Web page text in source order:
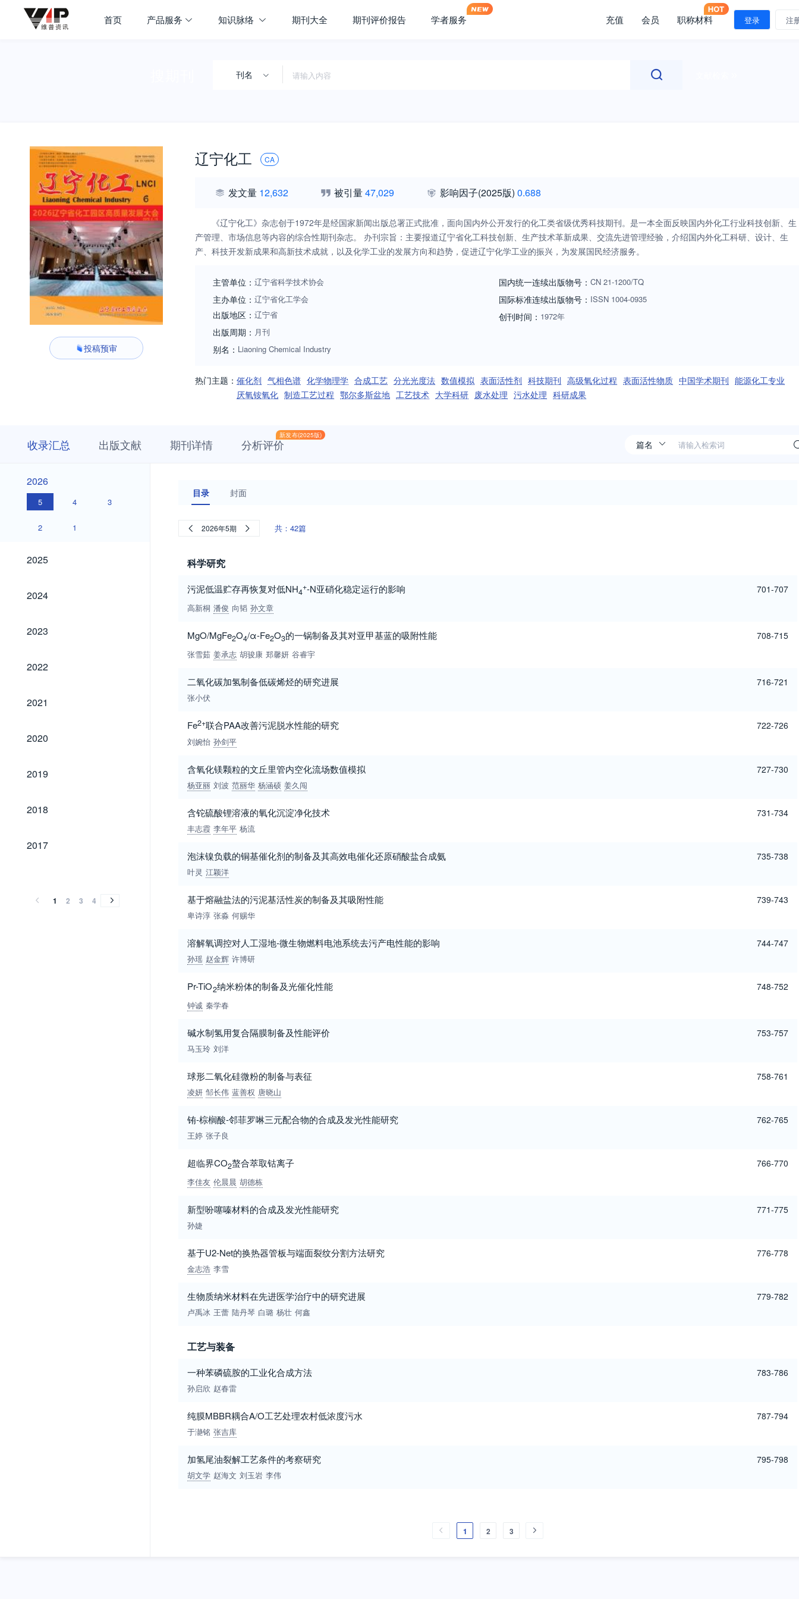
首页 产品服务 知识脉络 期刊大全 期刊评价报告 学者服务 充值 会员 职称材料 登录 注
刊名
投稿预审
辽宁化工 CA
发文量 12,632 被引量47,029 影响因子(2025版) 0.688
《辽宁化工》杂志创于1972年是经国家新闻出版总署正式批准，面向国内外公开发行的化工类省级优秀科技期刊。是一本全面反映国内外化工行业科技创新、生
产管理、市场信息等内容的综合性期刊杂志。 办刊宗旨：主要报道辽宁省化工科技创新、生产技术革新成果、交流先进管理经验，介绍国内外化工科研、设计、生
产、科技开发新成果和高新技术成就，以及化学工业的发展方向和趋势，促进辽宁化学工业的振兴，为发展国民经济服务。
主管单位： 辽宁省科学技术协会
主办单位： 辽宁省化工学会
出版地区： 辽宁省
出版周期： 月刊
别名： Liaoning Chemical Industry
国内统一连续出版物号： CN 21-1200/TQ
国际标准连续出版物号 ： ISSN 1004-0935
创刊时间： 1972年
热门主题： 催化剂 气相色谱 化学物理学 合成工艺 分光光度法 数值模拟 表面活性剂 科技期刊 高级氧化过程 表面活性物质 中国学术期刊 能源化工专业
厌氧铵氧化 制造工艺过程 鄂尔多斯盆地 工艺技术 大学科研 废水处理 污水处理 科研成果
收录汇总 出版文献 期刊详情
新发布(2025版)
分析评价
2026
2026
5 4 3
2 1
2025
2025
2024
2024
2023
2023
2022
2022
2021
2021
2020
2020
2019
2019
2018
2018
2017
2017
1 2 3 4
目录 封面
2026年5期 共：42篇
科学研究
污泥低温贮存再恢复对低NH4+-N亚硝化稳定运行的影响
高新桐 潘俊 向韬 孙文章
701-707
MgO/MgFe2O4/α-Fe2O3的一锅制备及其对亚甲基蓝的吸附性能
张雪茹 姜承志 胡骏康 郑馨妍 谷睿宇
708-715
二氧化碳加氢制备低碳烯烃的研究进展
张小伏
716-721
Fe2+联合PAA改善污泥脱水性能的研究
刘婉怡 孙剑平
722-726
含氧化镁颗粒的文丘里管内空化流场数值模拟
杨亚丽 刘波 范丽华 杨涵硕 姜久闯
727-730
含铊硫酸锂溶液的氧化沉淀净化技术
丰志霞 李年平 杨流
731-734
泡沫镍负载的铜基催化剂的制备及其高效电催化还原硝酸盐合成氨
叶灵 江颖洋
735-738
基于熔融盐法的污泥基活性炭的制备及其吸附性能
卑诗淳 张淼 何赐华
739-743
溶解氧调控对人工湿地-微生物燃料电池系统去污产电性能的影响
孙瑶 赵金辉 许博研
744-747
Pr-TiO2纳米粉体的制备及光催化性能
钟诚 秦学春
748-752
碱水制氢用复合隔膜制备及性能评价
马玉玲 刘洋
753-757
球形二氧化硅微粉的制备与表征
凌妍 邹长伟 蓝善权 唐晓山
758-761
铕-棕榈酸-邻菲罗啉三元配合物的合成及发光性能研究
王婷 张子良
762-765
超临界CO2螯合萃取钴离子
李佳友 伦晨晨 胡德栋
766-770
新型吩噻嗪材料的合成及发光性能研究
孙婕
771-775
基于U2-Net的换热器管板与端面裂纹分割方法研究
金志浩 李雪
776-778
生物质纳米材料在先进医学治疗中的研究进展
卢禹冰 王蕾 陆丹琴 白璐 杨壮 何鑫
779-782
工艺与装备
一种苯磷硫胺的工业化合成方法
孙启欣 赵春雷
783-786
纯膜MBBR耦合A/O工艺处理农村低浓度污水
于濪铭 张吉库
787-794
加氢尾油裂解工艺条件的考察研究
胡文学 赵海文 刘玉岩 李伟
795-798
1 2 3